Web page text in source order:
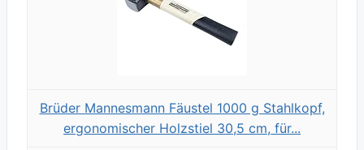
Brüder Mannesmann Fäustel 1000 g Stahlkopf,
ergonomischer Holzstiel 30,5 cm, für...